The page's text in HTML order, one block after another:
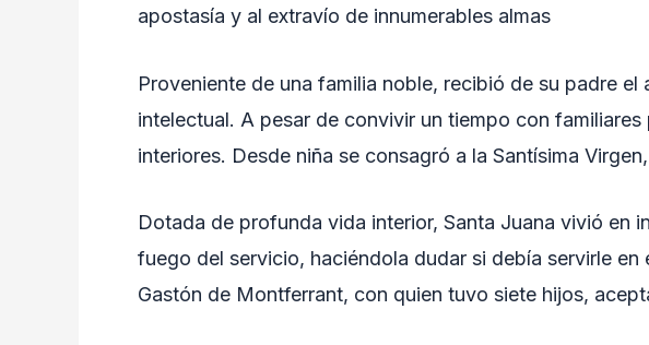
apostasía y al extravío de innumerables almas
Proveniente de una familia noble, recibió de su padre
intelectual. A pesar de convivir un tiempo con
interiores. Desde niña se consagró a la Santísima
Dotada de profunda vida interior, Santa Juana vivió en
fuego del servicio, haciéndola dudar si debía servirle
Gastón de Montferrant, con quien tuvo siete hijos,